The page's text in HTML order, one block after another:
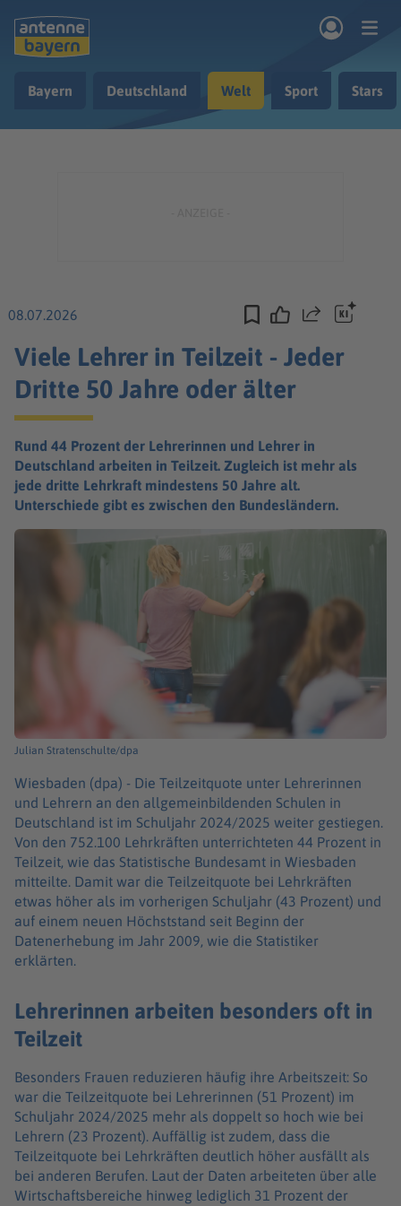
Nachrichten
Bayern Deutschland Welt Sport Stars
08.07.2026 Teilen
Viele Lehrer in Teilzeit - Jeder
Dritte 50 Jahre oder älter
Rund 44 Prozent der Lehrerinnen und Lehrer in
Deutschland arbeiten in Teilzeit. Zugleich ist mehr als
jede dritte Lehrkraft mindestens 50 Jahre alt.
Unterschiede gibt es zwischen den Bundesländern.
Julian Stratenschulte/dpa
Wiesbaden (dpa) - Die Teilzeitquote unter Lehrerinnen
und Lehrern an den allgemeinbildenden Schulen in
Deutschland ist im Schuljahr 2024/2025 weiter gestiegen.
Von den 752.100 Lehrkräften unterrichteten 44 Prozent in
Teilzeit, wie das Statistische Bundesamt in Wiesbaden
mitteilte. Damit war die Teilzeitquote bei Lehrkräften
etwas höher als im vorherigen Schuljahr (43 Prozent) und
auf einem neuen Höchststand seit Beginn der
Datenerhebung im Jahr 2009, wie die Statistiker
erklärten.
Lehrerinnen arbeiten besonders oft in
Teilzeit
Besonders Frauen reduzieren häufig ihre Arbeitszeit: So
war die Teilzeitquote bei Lehrerinnen (51 Prozent) im
Schuljahr 2024/2025 mehr als doppelt so hoch wie bei
Lehrern (23 Prozent). Auffällig ist zudem, dass die
Teilzeitquote bei Lehrkräften deutlich höher ausfällt als
bei anderen Berufen. Laut der Daten arbeiteten über alle
Wirtschaftsbereiche hinweg lediglich 31 Prozent der